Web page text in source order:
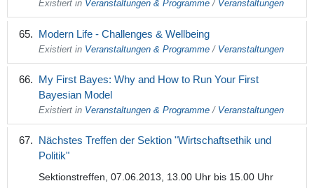
Existiert in Veranstaltungen & Programme / Veranstaltungen
Modern Life - Challenges & Wellbeing
Existiert in Veranstaltungen & Programme / Veranstaltungen
My First Bayes: Why and How to Run Your First
Bayesian Model
Existiert in Veranstaltungen & Programme / Veranstaltungen
Nächstes Treffen der Sektion "Wirtschaftsethik und
Politik"
Sektionstreffen, 07.06.2013, 13.00 Uhr bis 15.00 Uhr